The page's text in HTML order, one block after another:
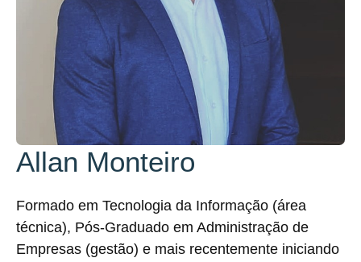
Allan Monteiro
Formado em Tecnologia da Informação (área
técnica), Pós-Graduado em Administração de
Empresas (gestão) e mais recentemente iniciando